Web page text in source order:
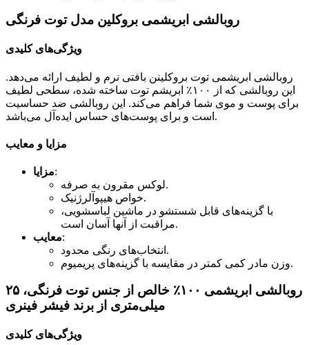
روبالشی ابریشمی بروکلین مدل توت فرنگی
ویژگی‌های کلیدی
روبالشی ابریشمی توت بروکلینن بافتی نرم و لطیف ارائه می‌دهد.
این روبالشی که از ۱۰۰٪ ابریشم توت ساخته شده، سطحی لطیف
برای پوست و موی شما فراهم می‌کند. این روبالشی ضد حساسیت
است و برای پوست‌های حساس ایده‌آل می‌باشد.
مزایا و معایب
مزایا:
لوکس مقرون به صرفه.
خواص هیپوآلرژنیک.
با گزینه‌های قابل شستشو در ماشین لباسشویی،
مراقبت از آنها آسان است.
معایب:
انتخاب‌های رنگی محدود.
وزن مادر کمی کمتر در مقایسه با گزینه‌های پریمیوم.
روبالشی ابریشمی ۱۰۰٪ خالص از جنس توت فرنگی، ۲۵
میلی‌متری از برند فیشر فینری
ویژگی‌های کلیدی